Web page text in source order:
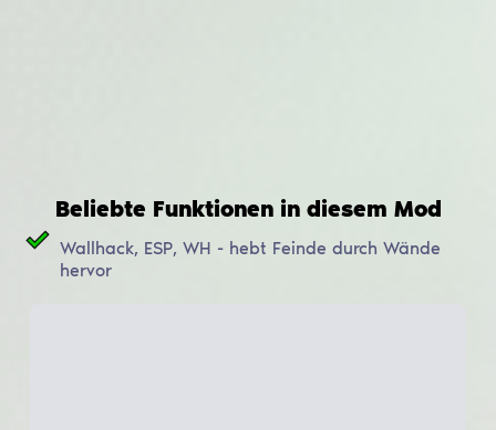
Beliebte Funktionen in diesem Mod
Wallhack, ESP, WH - hebt Feinde durch Wände
hervor